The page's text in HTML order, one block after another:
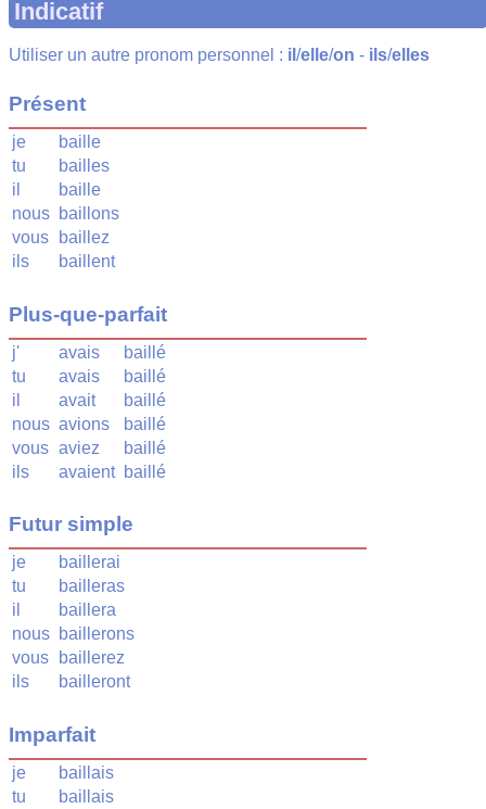
Indicatif
Utiliser un autre pronom personnel : il /elle/on - ils/elles
Présent
je
baille
tu
bailles
il
baille
nous baillons
vous
baillez
ils
baillent
Plus-que-parfait
j' avais
baillé
tu
avais
baillé
il
avait
baillé
nous avions
baillé
vous aviez
baillé
ils
avaient baillé
Futur simple
je
baillerai
tu
bailleras
il
baillera
nous baillerons
vous
baillerez
ils
bailleront
Imparfait
je
baillais
tu
baillais